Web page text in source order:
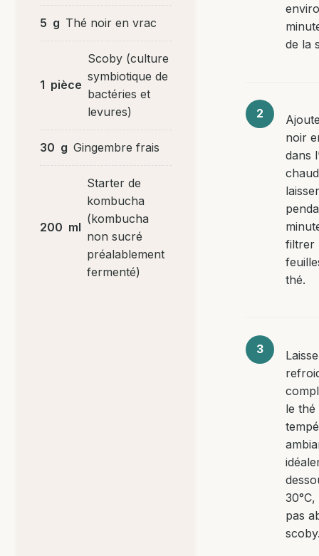
5 g Thé noir en vrac
1 pièce
Scoby (culture
symbiotique de
bactéries et
levures)
30 g Gingembre frais
200 ml
Starter de
kombucha
(kombucha
non sucré
préalablement
fermenté)
de la
noir
dans
filtrer
thé.
le thé
pas